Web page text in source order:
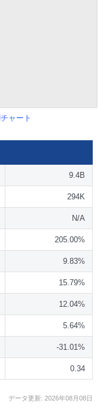
ャート
9.4B
294K
N/A
205.00%
9.83%
15.79%
12.04%
5.64%
-31.01%
0.34
データ更新: 2026年08月08日